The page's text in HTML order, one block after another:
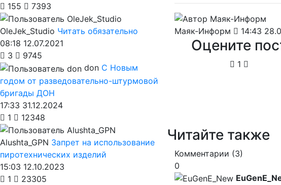
Маяк-Информ 14:43
Оцените
1
Читайте также
Комментарии (3)
0
155
7393
OleJek_Studio Читать обязательно
08:18 12.07.2021
3
9745
don С Новым
годом от разведовательно-штурмовой
бригады ДОН
17:33 31.12.2024
1
12348
Alushta_GPN Запрет на использование
пиротехнических изделий
15:03 12.10.2023
1
23305